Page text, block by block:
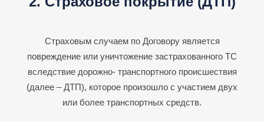
Страховым случаем по Договору является
повреждение или уничтожение застрахованного ТС
вследствие дорожно- транспортного происшествия
(далее – ДТП), которое произошло с участием двух
или более транспортных средств.